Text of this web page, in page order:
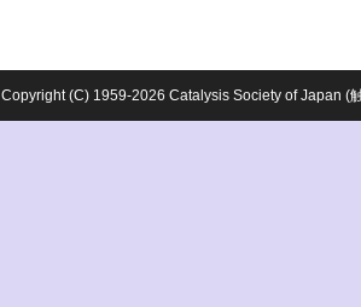
Copyright (C) 1959-2026 Catalysis Society of Japan (